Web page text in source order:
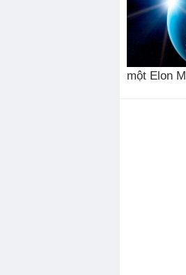
một Elon